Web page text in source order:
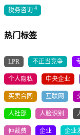
税务咨询 4
热门标签
LPR 不正当竞争
个人隐私 中央企业
买卖合同 互联网
人社部 人脸识别
仲裁费 企业 企业